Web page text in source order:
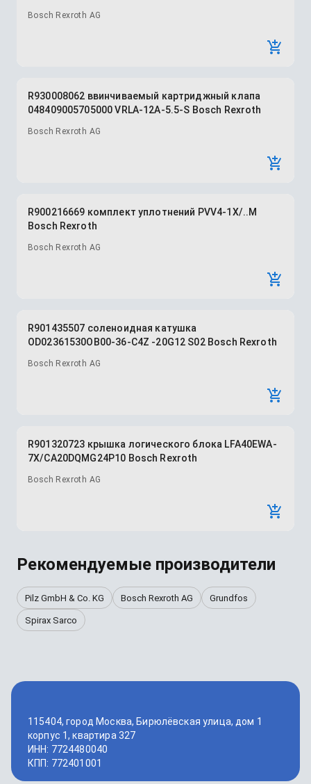
Bosch Rexroth AG
R930008062 ввинчиваемый картриджный клапа
048409005705000 VRLA-12A-5.5-S Bosch Rexroth
Bosch Rexroth AG
R900216669 комплект уплотнений PVV4-1X/..M
Bosch Rexroth
Bosch Rexroth AG
R901435507 соленоидная катушка
OD02361530OB00-36-C4Z -20G12 S02 Bosch Rexroth
Bosch Rexroth AG
R901320723 крышка логического блока LFA40EWA-
7X/CA20DQMG24P10 Bosch Rexroth
Bosch Rexroth AG
Рекомендуемые производители
Pilz GmbH & Co. KG Bosch Rexroth AG Grundfos
Spirax Sarco
115404, город Москва, Бирюлёвская улица, дом 1
корпус 1, квартира 327
ИНН: 7724480040
КПП: 772401001